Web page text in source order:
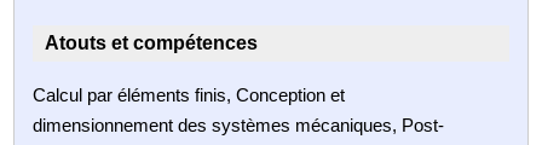
Atouts et compétences
Calcul par éléments finis, Conception et
dimensionnement des systèmes mécaniques, Post-